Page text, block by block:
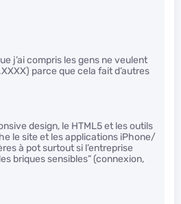
j’ai compris les gens ne veulent
parce que cela fait d’autres
design, le HTML5 et les outils
le site et les applications iPhone/
à pot surtout si l’entreprise
briques sensibles” (connexion,